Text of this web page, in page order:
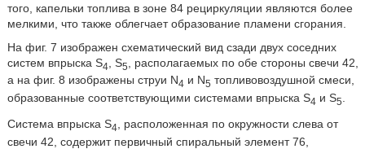
того, капельки топлива в зоне 84 рециркуляции являются более
мелкими, что также облегчает образование пламени сгорания.
На фиг. 7 изображен схематический вид сзади двух соседних
систем впрыска S4 , S5
, располагаемых по обе стороны свечи 42,
а на фиг. 8 изображены струи N4 и N5 топливовоздушной смеси,
образованные соответствующими системами впрыска S4 и S5
Система впрыска S4
, расположенная по окружности слева от
свечи 42, содержит первичный спиральный элемент 76,